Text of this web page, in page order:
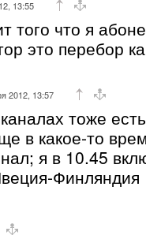
13:55
того что я
это перебор
2012, 13:57
тоже
в какое-то
я в 10.45
Финляндия